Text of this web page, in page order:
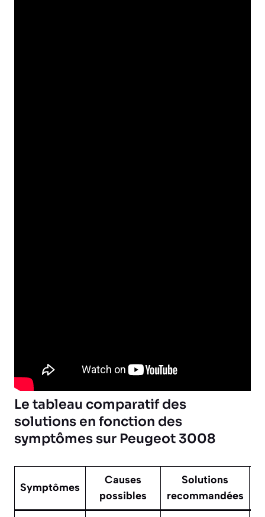
Le tableau comparatif des
solutions en fonction des
symptômes sur Peugeot 3008
Symptômes
Causes
possibles
Solutions
recommandées